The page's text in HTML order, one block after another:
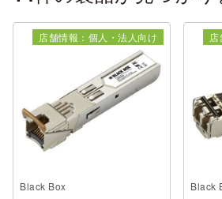
店舗情報：個人・法人向け
Black Box Black